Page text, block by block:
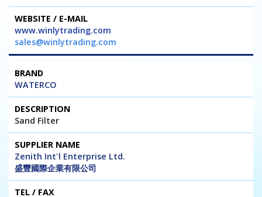
www.winlytrading.com
sales@winlytrading.com
WATERCO
Sand Filter
Zenith Int'l Enterprise Ltd.
盛豐國際企業有限公司